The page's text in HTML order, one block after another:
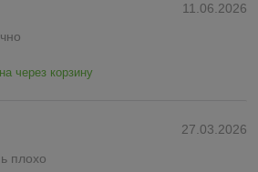
11.06.2026
через корзину
27.03.2026
плохо